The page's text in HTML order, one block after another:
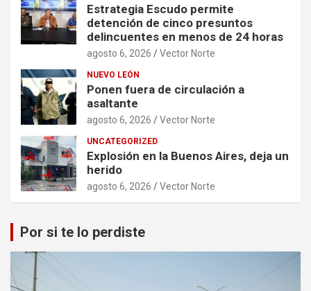
Estrategia Escudo permite
detención de cinco presuntos
delincuentes en menos de 24 horas
agosto 6, 2026 Vector Norte
NUEVO LEÓN
Ponen fuera de circulación a
asaltante
agosto 6, 2026 Vector Norte
UNCATEGORIZED
Explosión en la Buenos Aires, deja un
herido
agosto 6, 2026 Vector Norte
Por si te lo perdiste